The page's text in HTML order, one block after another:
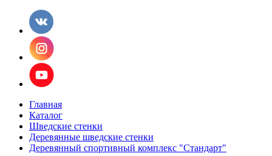
Главная
Каталог
Шведские стенки
Деревянные шведские стенки
Деревянный спортивный комплекс "Стандарт"